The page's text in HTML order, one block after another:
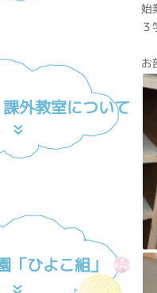
外教室について
「ひよこ組」
始
３
お